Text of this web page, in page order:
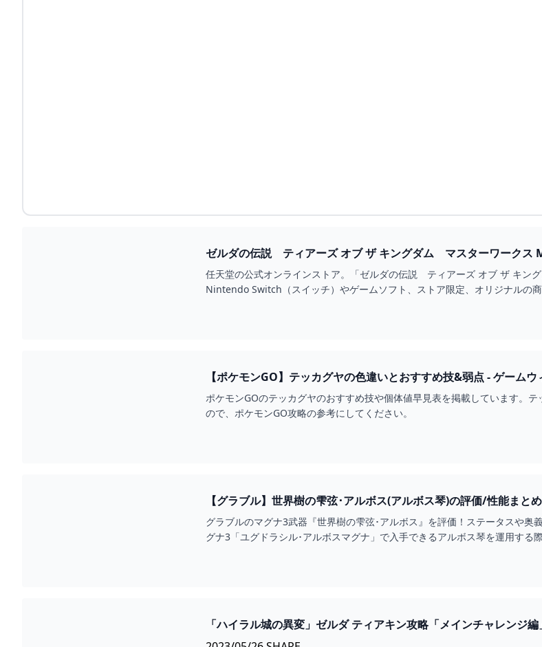
任天堂の公式オンラインストア。「ゼルダの伝説 ティアーズ オブ ザ キン
Nintendo Switch（スイッチ）やゲームソフト、ストア限定、オリジナルの商
【ポケモンGO】テッカグヤの色違いとおすすめ技&弱点 - ゲームウ
ポケモンGOのテッカグヤのおすすめ技や個体値早見表を掲載しています。
ので、ポケモンGO攻略の参考にしてください。
【グラブル】世界樹の雫弦･アルボス(アルボス琴)の評価/性能まと
グラブルのマグナ3武器『世界樹の雫弦･アルボス』を評価！ステータスや
グナ3「ユグドラシル･アルボスマグナ」で入手できるアルボス琴を運用する
「ハイラル城の異変」ゼルダ ティアキン攻略「メインチャレンジ
GAMEGAMINGGAMES